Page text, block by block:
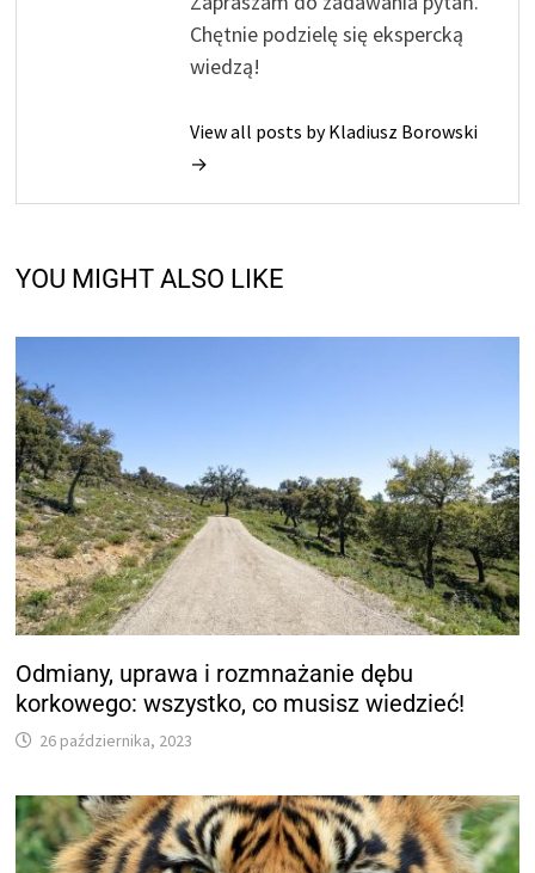
Chętnie podzielę się ekspercką
wiedzą!
View all posts by Kladiusz Borowski
→
YOU MIGHT ALSO LIKE
Odmiany, uprawa i rozmnażanie dębu
korkowego: wszystko, co musisz wiedzieć!
26 października, 2023